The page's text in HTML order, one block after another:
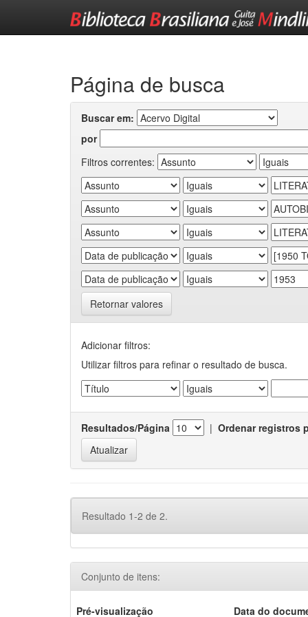
Página de busca
Buscar em:
por
Filtros correntes:
Retornar valores
Adicionar filtros:
Utilizar filtros para refinar o resultado de busca.
Resultados/Página | Ordenar registros
Resultado 1-2 de 2.
Conjunto de itens:
Pré-visualização Data do